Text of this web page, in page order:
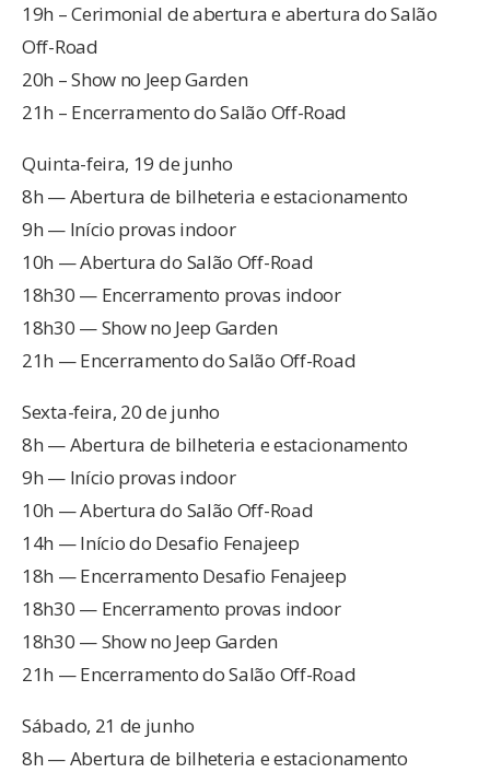
19h – Cerimonial de abertura e abertura do Salão
Off-Road
20h – Show no Jeep Garden
21h – Encerramento do Salão Off-Road
Quinta-feira, 19 de junho
8h — Abertura de bilheteria e estacionamento
9h — Início provas indoor
10h — Abertura do Salão Off-Road
18h30 — Encerramento provas indoor
18h30 — Show no Jeep Garden
21h — Encerramento do Salão Off-Road
Sexta-feira, 20 de junho
8h — Abertura de bilheteria e estacionamento
9h — Início provas indoor
10h — Abertura do Salão Off-Road
14h — Início do Desafio Fenajeep
18h — Encerramento Desafio Fenajeep
18h30 — Encerramento provas indoor
18h30 — Show no Jeep Garden
21h — Encerramento do Salão Off-Road
Sábado, 21 de junho
8h — Abertura de bilheteria e estacionamento